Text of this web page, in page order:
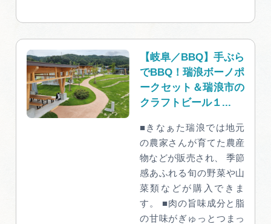
【岐阜／BBQ】手ぶら
でBBQ！瑞浪ボーノポ
ークセット＆瑞浪市の
クラフトビール１...
■きなぁた瑞浪では地元
の農家さんが育てた農産
物などが販売され、 季節
感あふれる旬の野菜や山
菜類などが購入できま
す。 ■肉の旨味成分と脂
の甘味がぎゅっとつまっ